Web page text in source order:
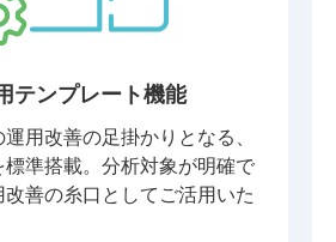
テンプレート機能
用改善の足掛かりとなる、
標準搭載。分析対象が明確で
善の糸口としてご活用いた